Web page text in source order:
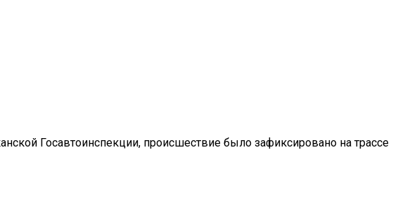
Госавтоинспекции, происшествие было зафиксировано на трассе